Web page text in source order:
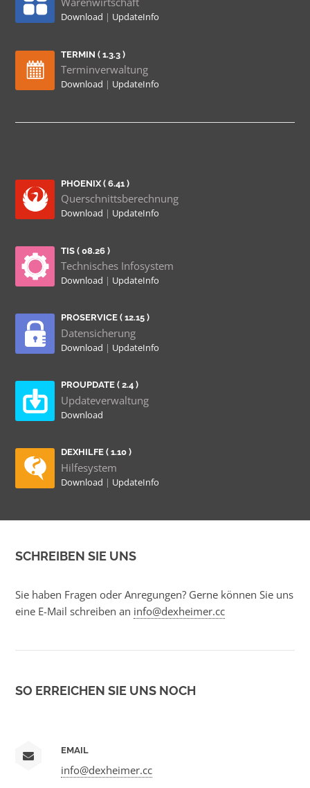
Download | UpdateInfo
TERMIN ( 1.3.3 )
Terminverwaltung
Download | UpdateInfo
PHOENIX ( 6.41 )
Querschnittsberechnung
Download | UpdateInfo
TIS ( 08.26 )
Technisches Infosystem
Download | UpdateInfo
PROSERVICE ( 12.15 )
Datensicherung
Download | UpdateInfo
PROUPDATE ( 2.4 )
Updateverwaltung
Download
DEXHILFE ( 1.10 )
Hilfesystem
Download | UpdateInfo
SCHREIBEN SIE UNS
Sie haben Fragen oder Anregungen? Gerne können Sie uns
eine E-Mail schreiben an info@dexheimer.cc
SO ERREICHEN SIE UNS NOCH
EMAIL
info@dexheimer.cc